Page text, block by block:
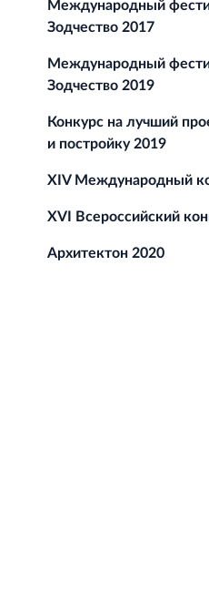
Международный
Зодчество 2017
Международный
Зодчество 2019
Конкурс на лучший
и постройку 2019
XIV Международный
XVI Всероссийский
Архитектон 2020